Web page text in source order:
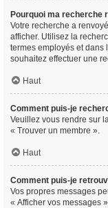
Pourquoi ma recherche
Votre recherche a
afficher. Utilisez la
termes employés et dans
souhaitez effectuer une
Haut
Comment puis-je
Veuillez vous rendre sur
« Trouver un membre ».
Haut
Comment puis-je
Vos propres messages
« Afficher vos messages